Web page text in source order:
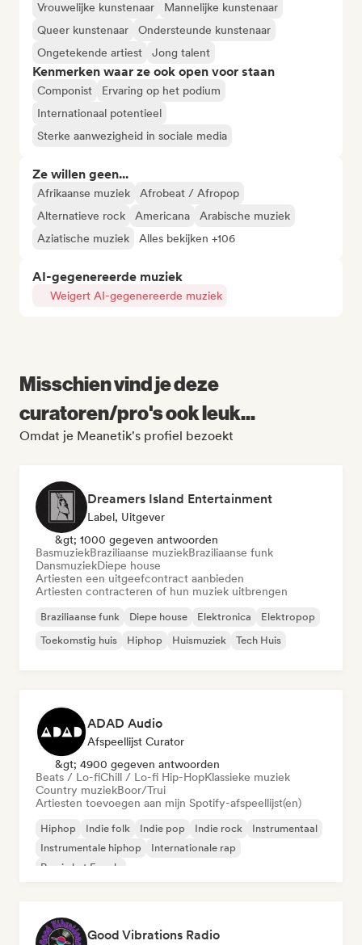
Vrouwelijke kunstenaar
Mannelijke kunstenaar
Queer kunstenaar
Ondersteunde kunstenaar
Ongetekende artiest
Jong talent
Kenmerken waar ze ook open voor staan
Componist
Ervaring op het podium
Internationaal potentieel
Sterke aanwezigheid in sociale media
Ze willen geen...
Afrikaanse muziek
Afrobeat / Afropop
Alternatieve rock
Americana
Arabische muziek
Aziatische muziek
Alles bekijken +106
AI-gegenereerde muziek
Weigert AI-gegenereerde muziek
Misschien vind je deze
curatoren/pro's ook leuk...
Omdat je Meanetik's profiel bezoekt
Dreamers Island Entertainment
Label, Uitgever
&gt; 1000 gegeven antwoorden
BasmuziekBraziliaanse muziekBraziliaanse funk
DansmuziekDiepe house
Artiesten een uitgeefcontract aanbieden
Artiesten contracteren of hun muziek uitbrengen
Braziliaanse funk Diepe house Elektronica
Elektropop
Toekomstig huis
Hiphop Huismuziek Tech Huis
ADAD Audio
Afspeellijst Curator
&gt; 4900 gegeven antwoorden
Beats / Lo-fiChill / Lo-fi Hip-HopKlassieke muziek
Country muziekBoor/Trui
Artiesten toevoegen aan mijn Spotify-afspeellijst(en)
Hiphop Indie folk Indie pop Indie rock
Instrumentaal
Instrumentale hiphop
Internationale rap
Rap in het Engels
Good Vibrations Radio